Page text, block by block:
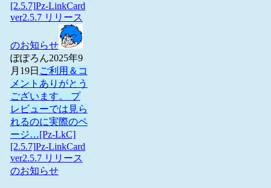
[2.5.7]Pz-LinkCard
ver2.5.7 リリース
のお知らせ
ぽぽろん2025年9
月19日 ご利用＆コ
メントありがとう
ございます。 プ
レビューでは見ら
れるのに実際のペ
ージ…[Pz-LkC]
[2.5.7]Pz-LinkCard
ver2.5.7 リリース
のお知らせ